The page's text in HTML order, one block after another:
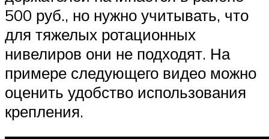
500 руб., но нужно учитывать, что
для тяжелых ротационных
нивелиров они не подходят. На
примере следующего видео можно
оценить удобство использования
крепления.